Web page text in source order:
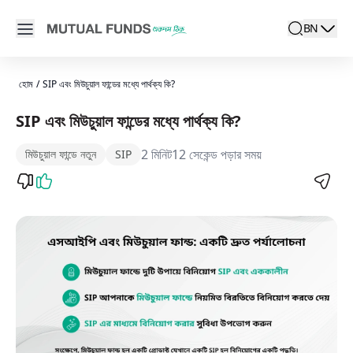
Open main menu
search
Locale
BN
active
হোম / SIP এবং মিউচুয়াল ফান্ডের মধ্যে পার্থক্য কি?
SIP এবং মিউচুয়াল ফান্ডের মধ্যে পার্থক্য কি?
মিউচুয়াল ফান্ডে নতুন SIP 2 মিনিট12 সেকেন্ড পড়ার সময়